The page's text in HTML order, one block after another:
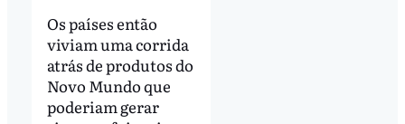
Os países então
viviam uma corrida
atrás de produtos do
Novo Mundo que
poderiam gerar